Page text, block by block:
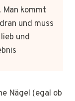
kommt
und muss
und
Nägel (egal ob